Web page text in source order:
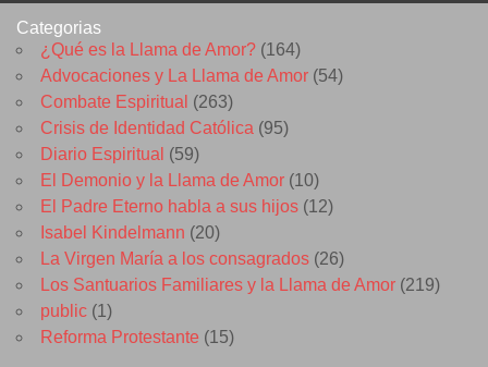
Categorias
¿Qué es la Llama de Amor? (164)
Advocaciones y La Llama de Amor (54)
Combate Espiritual (263)
Crisis de Identidad Católica (95)
Diario Espiritual (59)
El Demonio y la Llama de Amor (10)
El Padre Eterno habla a sus hijos (12)
Isabel Kindelmann (20)
La Virgen María a los consagrados (26)
Los Santuarios Familiares y la Llama de Amor (219)
public (1)
Reforma Protestante (15)